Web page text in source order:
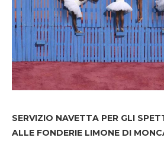
SERVIZIO NAVETTA PER GLI
ALLE FONDERIE LIMONE DI